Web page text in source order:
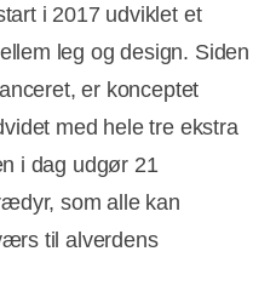
i 2017 udviklet et
leg og design. Siden
er konceptet
med hele tre ekstra
i dag udgør 21
som alle kan
til alverdens